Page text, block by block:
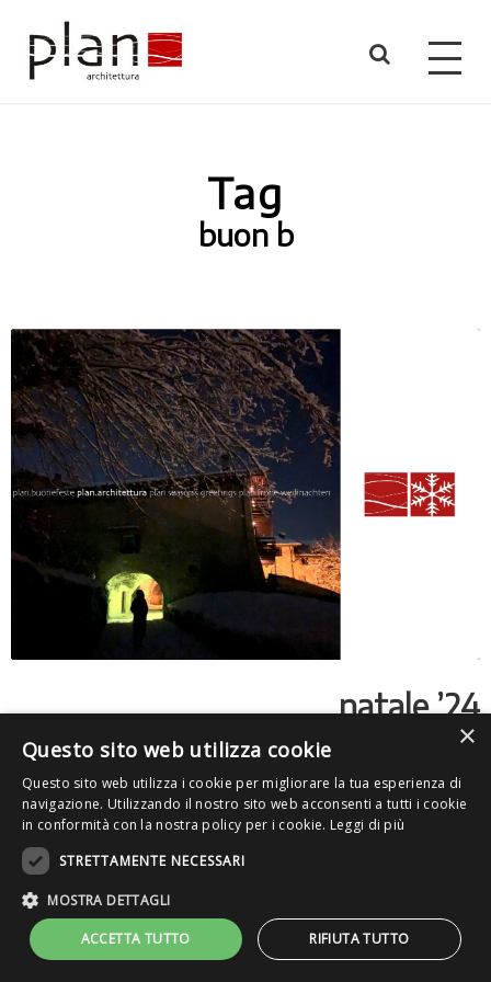
Tag
buon b
natale ’24
PLAN.ARCHITETTURA S.R.L..
01903890224
privacy policy
×
Questo sito web utilizza cookie
Questo sito web utilizza i cookie per migliorare la tua esperienza di
navigazione. Utilizzando il nostro sito web acconsenti a tutti i cookie
in conformità con la nostra policy per i cookie. Leggi di più
STRETTAMENTE NECESSARI
MOSTRA DETTAGLI
ACCETTA TUTTO RIFIUTA TUTTO